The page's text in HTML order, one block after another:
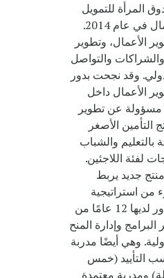
للتمويل
الأصغر كمديرة لتطوير الأعمال في عام 2014.
وتطوير
والتواصل
وقد نجحت بدور
الأعمال داخل
عن تطوير
الأصغر
والشباب
لفئة اللاجئين.
جديد يربط
استراتيجية
الإدماج المالي للمؤسسة. بدور لديها 12 عامًا من
وإدارة المنح
وهي أيضًا مدربة
التأييد (خمس
ومدربة معتمدة